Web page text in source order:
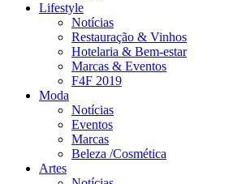
Lifestyle
Notícias
Restauração & Vinhos
Hotelaria & Bem-estar
Marcas & Eventos
F4F 2019
Moda
Notícias
Eventos
Marcas
Beleza /Cosmética
Artes